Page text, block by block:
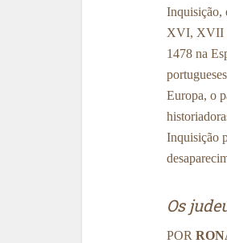
Inquisição,
XVI, XVII
1478 na
Europa, o
Inquisição
Os
POR